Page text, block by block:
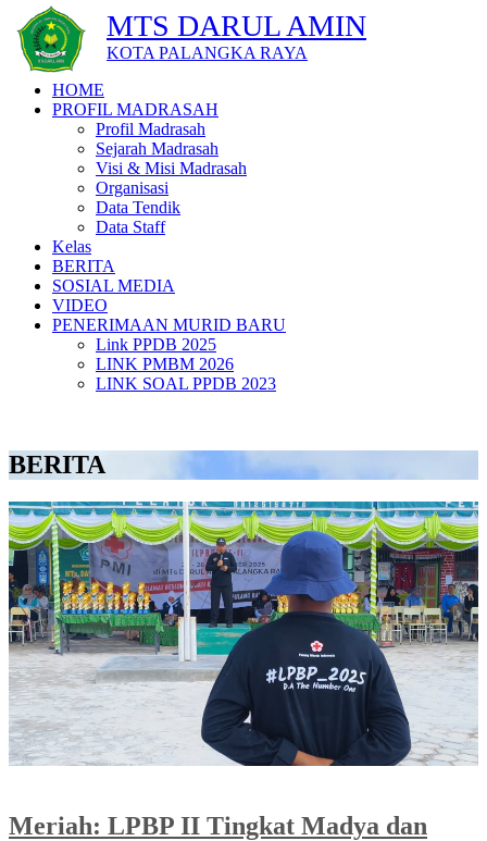
MTS DARUL AMIN
KOTA PALANGKA RAYA
HOME
PROFIL MADRASAH
Profil Madrasah
Sejarah Madrasah
Visi & Misi Madrasah
Organisasi
Data Tendik
Data Staff
Kelas
BERITA
SOSIAL MEDIA
VIDEO
PENERIMAAN MURID BARU
Link PPDB 2025
LINK PMBM 2026
LINK SOAL PPDB 2023
BERITA
Meriah: LPBP II Tingkat Madya dan